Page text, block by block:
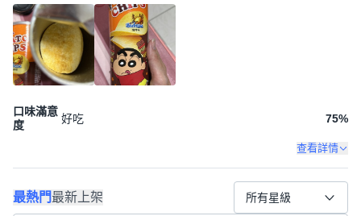
口味滿意
度
好吃 75%
查看詳情
最熱門最新上架 所有星級